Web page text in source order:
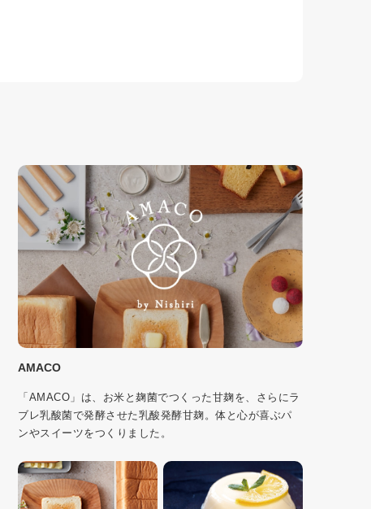
AMACO
「AMACO」は、お米と麹菌でつくった甘麹を、さらにラ
ブレ乳酸菌で発酵させた乳酸発酵甘麹。体と心が喜ぶパ
ンやスイーツをつくりました。